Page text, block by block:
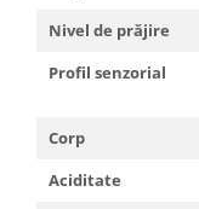
Nivel de prăjire
Profil senzorial
Corp
Aciditate